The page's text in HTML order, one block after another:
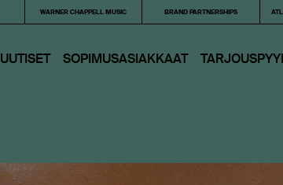
WARNER CHAPPELL MUSIC BRAND PARTNERSHIPS
UUTISET SOPIMUSASIAKKAAT